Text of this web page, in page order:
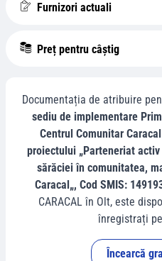
Furnizori actuali
Preț pentru câștig
Documentația de atribuire
sediu de implementare
Centrul Comunitar
proiectului „Parteneriat
sărăciei în comunitatea,
Caracal„, Cod SMIS:
CARACALîn Olt, este
înregistrați
Încearcă